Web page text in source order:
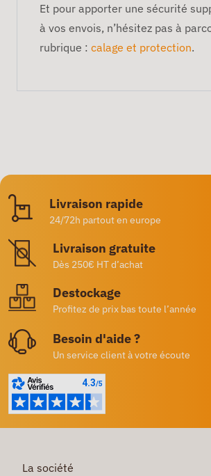
Et pour apporter une sécurité
à vos envois, n’hésitez pas à
rubrique : calage et protection.
Livraison rapide
24/72h partout en europe
Livraison gratuite
Dès 250€ HT d’achat
Destockage
Profitez de prix bas toute l’année
Besoin d'aide ?
Un service client à votre écoute
La société